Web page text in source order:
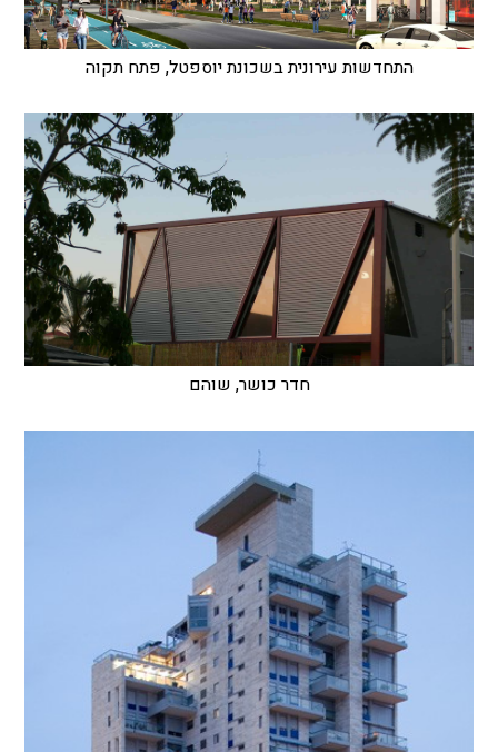
התחדשות עירונית בשכונת יוספטל, פתח תקוה
חדר כושר, שוהם